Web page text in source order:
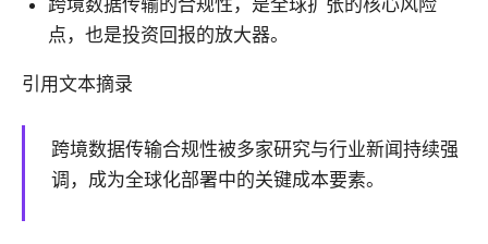
点，也是投资回报的放大器。
引用文本摘录
跨境数据传输合规性被多家研究与行业新闻持续强
调，成为全球化部署中的关键成本要素。